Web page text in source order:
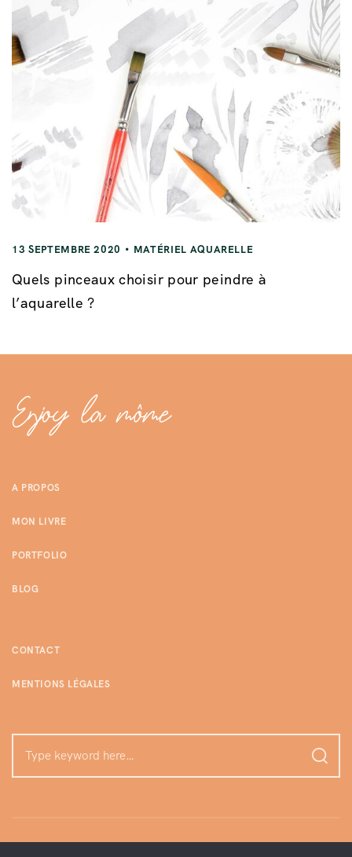
13 SEPTEMBRE 2020 MATÉRIEL AQUARELLE
Quels pinceaux choisir pour peindre à
l’aquarelle ?
A PROPOS
MON LIVRE
PORTFOLIO
BLOG
CONTACT
MENTIONS LÉGALES